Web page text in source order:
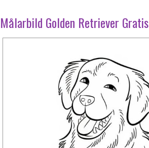
Målarbild Golden Retriever Gratis